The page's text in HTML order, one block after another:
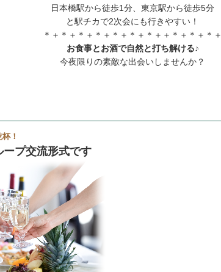
日本橋駅から徒歩1分、東京駅から徒歩5分
と駅チカで2次会にも行きやすい！
＊＋＊＋＊＋＊＋＊＋＊＋＊＋＋＊＋＊＋＊＋
お食事とお酒で自然と打ち解ける♪
今夜限りの素敵な出会いしませんか？
！
プ交流形式です